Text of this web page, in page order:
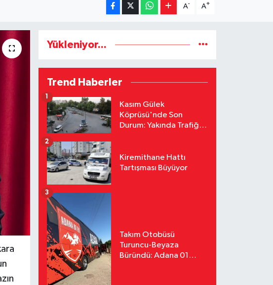
A- A+
Yükleniyor...
Trend Haberler
Kasım Gülek
Köprüsü'nde Son
Durum: Yakında Trafiğe
1
Kiremithane Hattı
Tartışması Büyüyor
2
Takım Otobüsü
Turuncu-Beyaza
Büründü: Adana 01
3